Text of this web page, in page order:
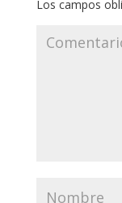
Los campos